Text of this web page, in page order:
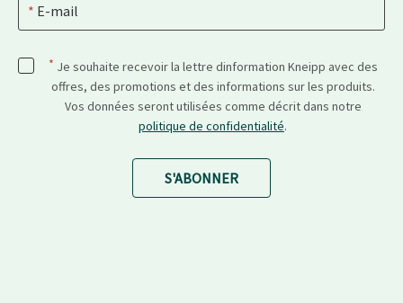
E-mail
* Je souhaite recevoir la lettre dinformation Kneipp avec des
offres, des promotions et des informations sur les produits.
Vos données seront utilisées comme décrit dans notre
politique de confidentialité.
S'ABONNER